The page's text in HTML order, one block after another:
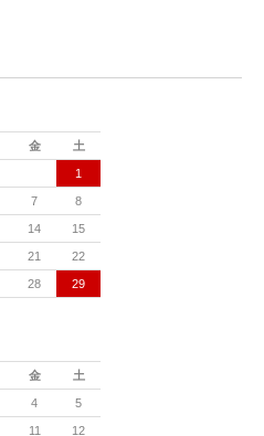
金 土
1
7 8
14 15
21 22
28 29
金 土
4 5
11 12